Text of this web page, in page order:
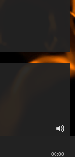
00:00